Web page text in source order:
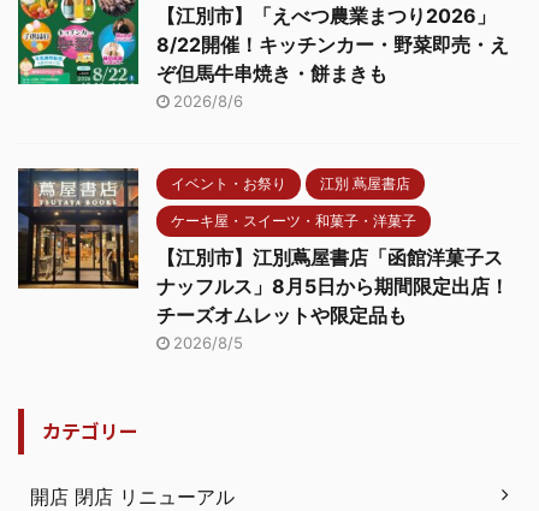
【江別市】「えべつ農業まつり2026」
8/22開催！キッチンカー・野菜即売・え
ぞ但馬牛串焼き・餅まきも
2026/8/6
イベント・お祭り 江別 蔦屋書店
ケーキ屋・スイーツ・和菓子・洋菓子
【江別市】江別蔦屋書店「函館洋菓子ス
ナッフルス」8月5日から期間限定出店！
チーズオムレットや限定品も
2026/8/5
カテゴリー
開店 閉店 リニューアル